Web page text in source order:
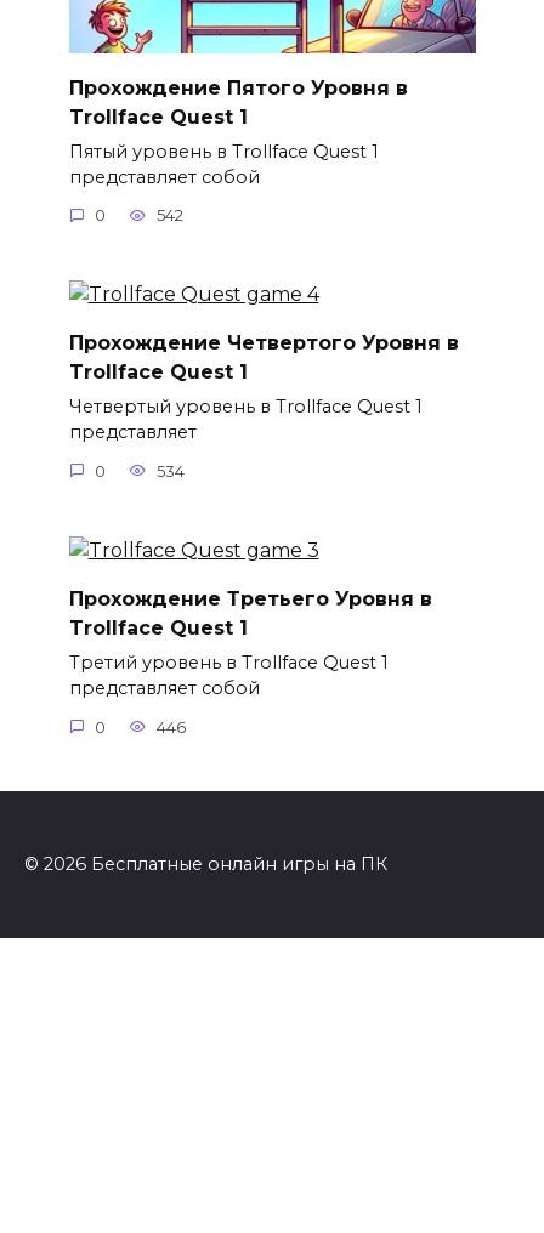
Прохождение Пятого Уровня в
Trollface Quest 1
Пятый уровень в Trollface Quest 1
представляет собой
0 542
Прохождение Четвертого Уровня в
Trollface Quest 1
Четвертый уровень в Trollface Quest 1
представляет
0 534
Прохождение Третьего Уровня в
Trollface Quest 1
Третий уровень в Trollface Quest 1
представляет собой
0 446
© 2026 Бесплатные онлайн игры на ПК